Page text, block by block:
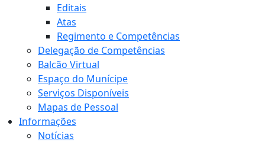
Editais
Atas
Regimento e Competências
Delegação de Competências
Balcão Virtual
Espaço do Munícipe
Serviços Disponíveis
Mapas de Pessoal
Informações
Notícias